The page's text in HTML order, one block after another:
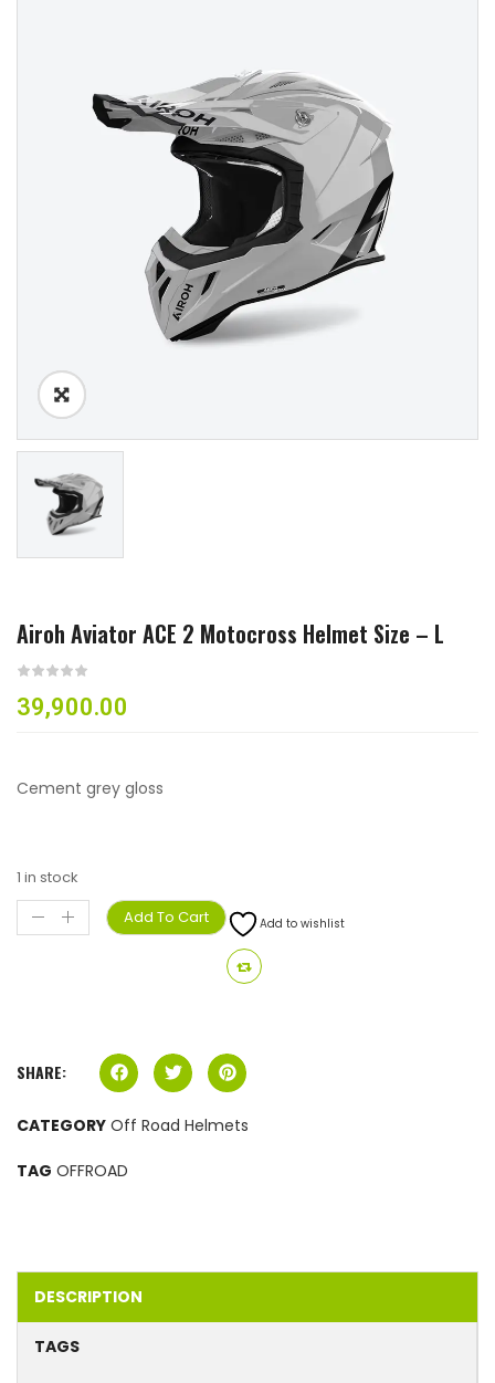
Airoh Aviator ACE 2 Motocross Helmet Size – L
39,900.00
Cement grey gloss
1 in stock
Add To Cart
Add to wishlist
SHARE:
CATEGORY Off Road Helmets
TAG OFFROAD
DESCRIPTION
TAGS